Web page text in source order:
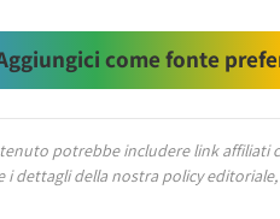
come fonte
potrebbe includere link affiliati
i dettagli della nostra policy